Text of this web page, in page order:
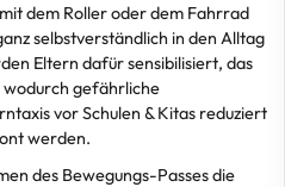
dem Roller oder dem Fahrrad
selbstverständlich in den Alltag
Eltern dafür sensibilisiert, das
wodurch gefährliche
vor Schulen & Kitas reduziert
werden.
des Bewegungs-Passes die